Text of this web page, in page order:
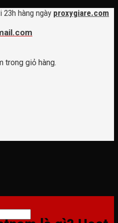
hàng ngày proxygiare.com
trong giỏ hàng.